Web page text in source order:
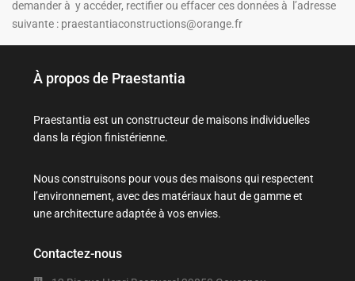
demander à y accéder, rectifier ou effacer ces données à l’adresse
suivante : praestantiaconstructions@orange.fr
À propos de Praestantia
Praestantia est un constructeur de maisons individuelles
dans la région finistérienne.
Nous construisons pour vous des maisons qui respectent
l’environnement, avec des matériaux haut de gamme et
une architecture adaptée à vos envies.
Contactez-nous